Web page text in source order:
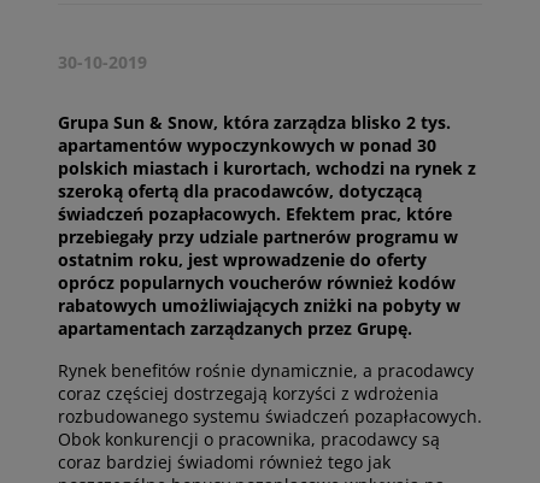
30-10-2019
Grupa Sun & Snow, która zarządza blisko 2 tys.
apartamentów wypoczynkowych w ponad 30
polskich miastach i kurortach, wchodzi na rynek z
szeroką ofertą dla pracodawców, dotyczącą
świadczeń pozapłacowych. Efektem prac, które
przebiegały przy udziale partnerów programu w
ostatnim roku, jest wprowadzenie do oferty
oprócz popularnych voucherów również kodów
rabatowych umożliwiających zniżki na pobyty w
apartamentach zarządzanych przez Grupę.
Rynek benefitów rośnie dynamicznie, a pracodawcy
coraz częściej dostrzegają korzyści z wdrożenia
rozbudowanego systemu świadczeń pozapłacowych.
Obok konkurencji o pracownika, pracodawcy są
coraz bardziej świadomi również tego jak